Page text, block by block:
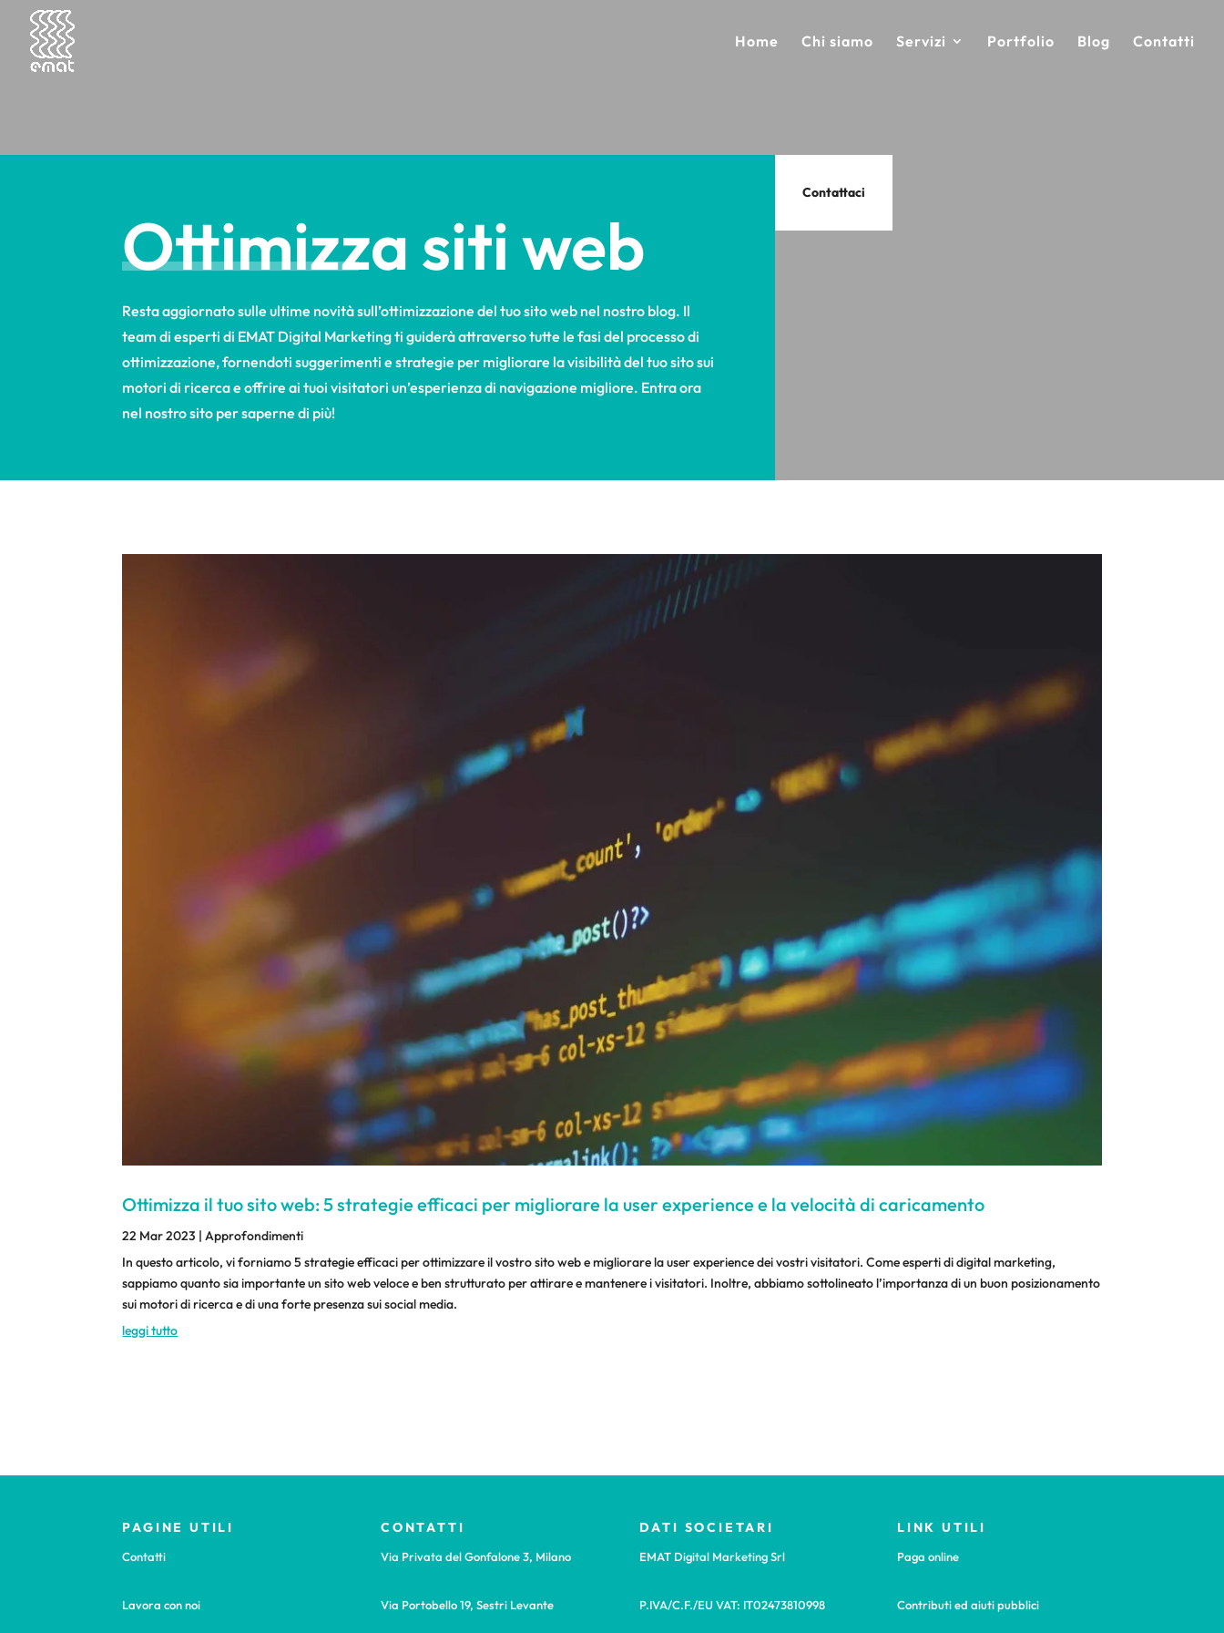
Home Chi siamo Servizi Portfolio Blog Contatti
Ottimizza siti web
Resta aggiornato sulle ultime novità sull’ottimizzazione del tuo sito web nel nostro blog. Il
team di esperti di EMAT Digital Marketing ti guiderà attraverso tutte le fasi del processo di
ottimizzazione, fornendoti suggerimenti e strategie per migliorare la visibilità del tuo sito sui
motori di ricerca e offrire ai tuoi visitatori un’esperienza di navigazione migliore. Entra ora
nel nostro sito per saperne di più!
Contattaci
Ottimizza il tuo sito web: 5 strategie efficaci per migliorare la user experience e la velocità di caricamento
22 Mar 2023 |Approfondimenti
In questo articolo, vi forniamo 5 strategie efficaci per ottimizzare il vostro sito web e migliorare la user experience dei vostri visitatori. Come esperti di digital marketing,
sappiamo quanto sia importante un sito web veloce e ben strutturato per attirare e mantenere i visitatori. Inoltre, abbiamo sottolineato l’importanza di un buon posizionamento
sui motori di ricerca e di una forte presenza sui social media.
leggi tutto
PAGINE UTILI
Contatti
Lavora con noi
CONTATTI
Via Privata del Gonfalone 3, Milano
Via Portobello 19, Sestri Levante
DATI SOCIETARI
EMAT Digital Marketing Srl
P.IVA/C.F./EU VAT: IT02473810998
LINK UTILI
Paga online
Contributi ed aiuti pubblici